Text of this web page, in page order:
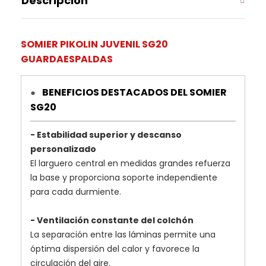
SOMIER PIKOLIN JUVENIL SG20
GUARDAESPALDAS
●
BENEFICIOS DESTACADOS DEL SOMIER
SG20
- Estabilidad superior y descanso
personalizado
El larguero central en medidas grandes refuerza
la base y proporciona soporte independiente
para cada durmiente.
- Ventilación constante del colchón
La separación entre las láminas permite una
óptima dispersión del calor y favorece la
circulación del aire.